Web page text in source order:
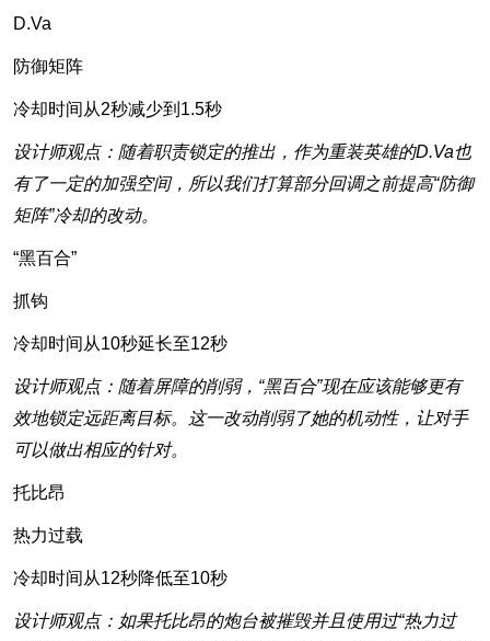
D.Va
防御矩阵
冷却时间从2秒减少到1.5秒
设计师观点：随着职责锁定的推出，作为重装英雄的D.Va也
有了一定的加强空间，所以我们打算部分回调之前提高“防御
矩阵”冷却的改动。
“黑百合”
抓钩
冷却时间从10秒延长至12秒
设计师观点：随着屏障的削弱，“黑百合”现在应该能够更有
效地锁定远距离目标。这一改动削弱了她的机动性，让对手
可以做出相应的针对。
托比昂
热力过载
冷却时间从12秒降低至10秒
设计师观点：如果托比昂的炮台被摧毁并且使用过“热力过